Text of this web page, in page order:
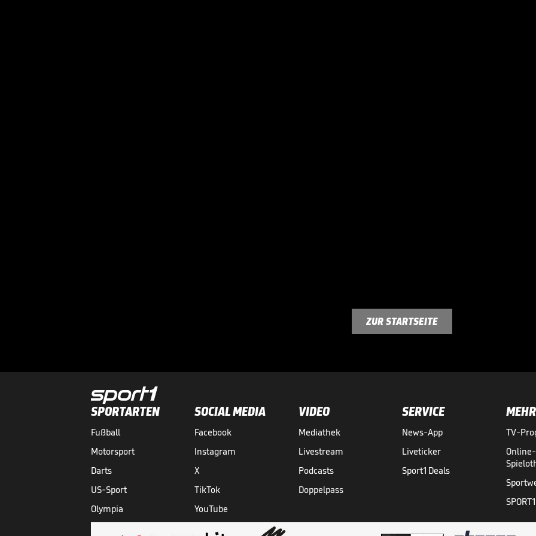
ZUR STARTSEITE
SPORTARTEN
Fußball
Motorsport
Darts
US-Sport
Olympia
SOCIAL MEDIA
Facebook
Instagram
X
TikTok
YouTube
VIDEO
Mediathek
Livestream
Podcasts
Doppelpass
SERVICE
News-App
Liveticker
Sport1 Deals
MEHR
TV-